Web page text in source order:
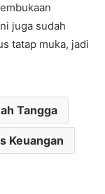
juga sudah
tatap muka, jadi
Tangga
Keuangan